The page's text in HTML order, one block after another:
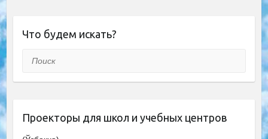
Что будем искать?
Поиск
Проекторы для школ и учебных центров